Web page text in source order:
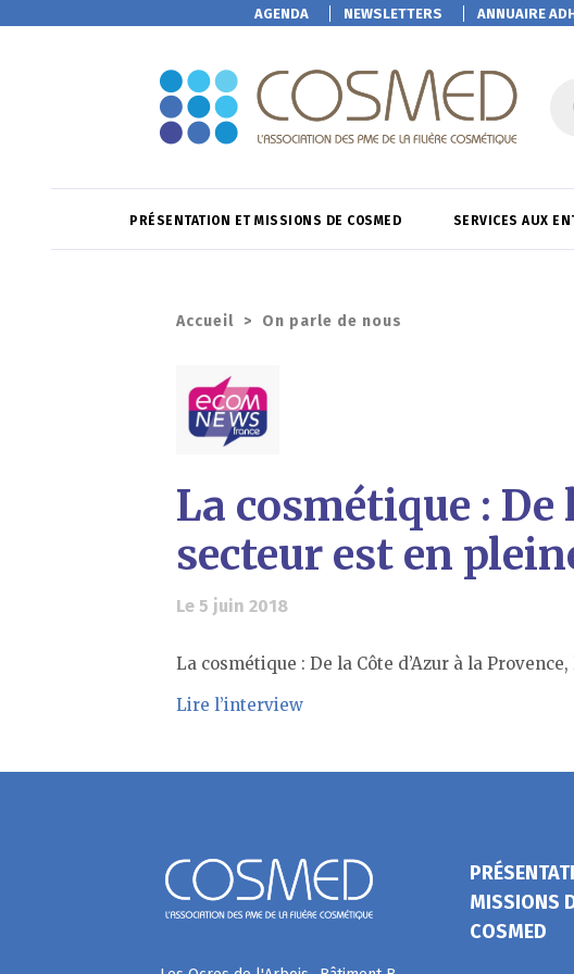
AGENDA NEWSLETTERS ANNUAIRE
PRÉSENTATION ET MISSIONS DE COSMED SERVICES AUX
Accueil > On parle de nous
La cosmétique : De
secteur est en
Le 5 juin 2018
La cosmétique : De la Côte d’Azur à la
Lire l’interview
MISSIONS
COSMED